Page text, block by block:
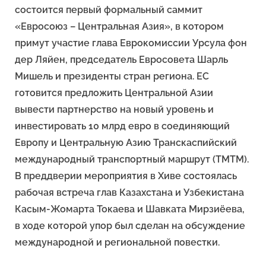
позицию
к
Азия”
состоится первый формальный саммит
«Евросоюз – Центральная Азия», в котором
примут участие глава Еврокомиссии Урсула фон
дер Ляйен, председатель Евросовета Шарль
Мишель и президенты стран региона. ЕС
готовится предложить Центральной Азии
вывести партнерство на новый уровень и
инвестировать 10 млрд евро в соединяющий
Европу и Центральную Азию Транскаспийский
международный транспортный маршрут (ТМТМ).
В преддверии мероприятия в Хиве состоялась
рабочая встреча глав Казахстана и Узбекистана
Касым-Жомарта Токаева и Шавката Мирзиёева,
в ходе которой упор был сделан на обсуждение
международной и региональной повестки.